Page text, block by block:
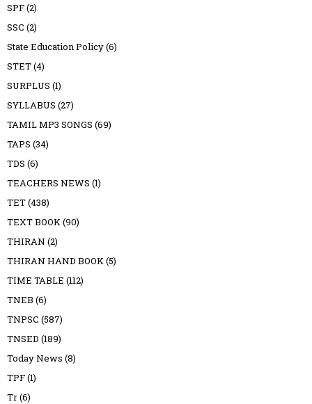
SPF(2)
SSC (2)
State Education Policy(6)
STET(4)
SURPLUS (1)
SYLLABUS (27)
TAMIL MP3 SONGS (69)
TAPS (34)
TDS (6)
TEACHERS NEWS (1)
TET(438)
TEXT BOOK(90)
THIRAN (2)
THIRAN HAND BOOK(5)
TIME TABLE (112)
TNEB (6)
TNPSC (587)
TNSED (189)
Today News (8)
TPF(1)
Tr(6)